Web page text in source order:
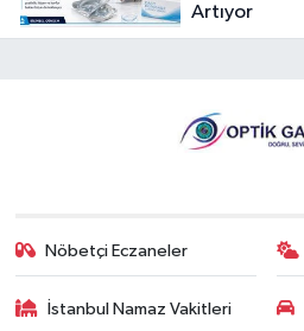
Artıyor
Nöbetçi Eczaneler
İstanbul Namaz Vakitleri